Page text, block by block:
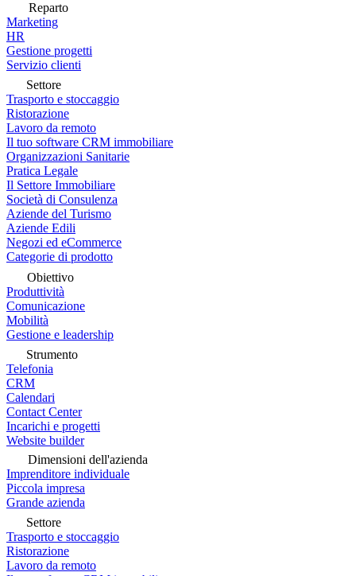
Reparto
Marketing
HR
Gestione progetti
Servizio clienti
Settore
Trasporto e stoccaggio
Ristorazione
Lavoro da remoto
Il tuo software CRM immobiliare
Organizzazioni Sanitarie
Pratica Legale
Il Settore Immobiliare
Società di Consulenza
Aziende del Turismo
Aziende Edili
Negozi ed eCommerce
Categorie di prodotto
Obiettivo
Produttività
Comunicazione
Mobilità
Gestione e leadership
Strumento
Telefonia
CRM
Calendari
Contact Center
Incarichi e progetti
Website builder
Dimensioni dell'azienda
Imprenditore individuale
Piccola impresa
Grande azienda
Settore
Trasporto e stoccaggio
Ristorazione
Lavoro da remoto